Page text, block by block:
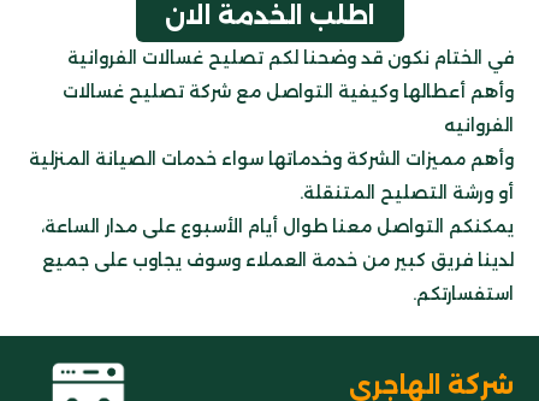
اطلب الخدمة الان
في الختام نكون قد وضحنا لكم تصليح غسالات الفروانية
وأهم أعطالها وكيفية التواصل مع شركة تصليح غسالات
الفروانيه
وأهم مميزات الشركة وخدماتها سواء خدمات الصيانة المنزلية
أو ورشة التصليح المتنقلة.
يمكنكم التواصل معنا طوال أيام الأسبوع على مدار الساعة،
لدينا فريق كبير من خدمة العملاء وسوف يجاوب على جميع
استفسارتكم.
شركة الهاجري